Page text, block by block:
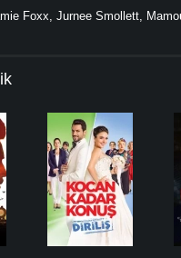
Foxx, Jurnee Smollett,